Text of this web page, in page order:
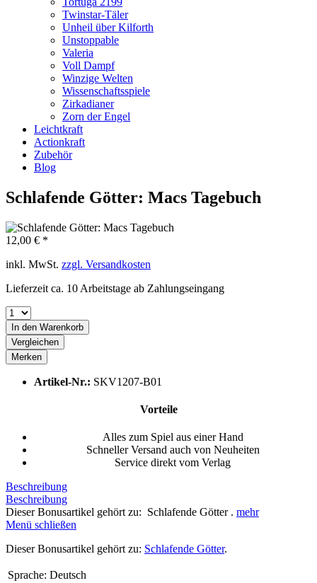
Twinstar-Täler
Unheil über Kilforth
Unstoppable
Valeria
Voll Dampf
Winzige Welten
Wissenschaftsspiele
Zirkadianer
Zorn der Engel
Leichtkraft
Actionkraft
Zubehör
Blog
Schlafende Götter: Macs Tagebuch
12,00 € *
inkl. MwSt. zzgl. Versandkosten
Lieferzeit ca. 10 Arbeitstage ab Zahlungseingang
In den Warenkorb
Vergleichen
Merken
Artikel-Nr.: SKV1207-B01
Vorteile
Alles zum Spiel aus einer Hand
Schneller Versand auch von Neuheiten
Service direkt vom Verlag
Beschreibung
Beschreibung
Dieser Bonusartikel gehört zu: Schlafende Götter . mehr
Menü schließen
Dieser Bonusartikel gehört zu: Schlafende Götter.
Sprache: Deutsch